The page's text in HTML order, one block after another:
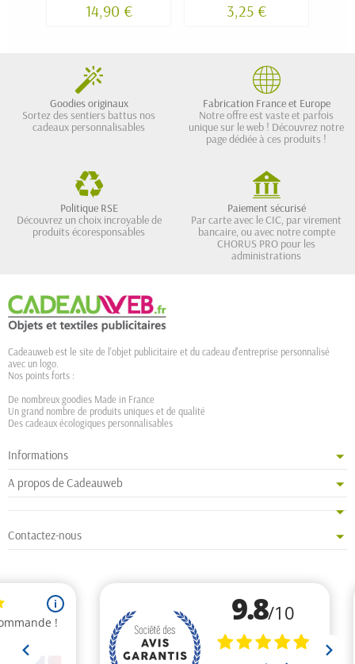
14,90 € 3,25 €
Goodies originaux
Sortez des sentiers battus nos
cadeaux personnalisables
Fabrication France et Europe
Notre offre est vaste et parfois
unique sur le web ! Découvrez notre
page dédiée à ces produits !
Politique RSE
Découvrez un choix incroyable de
produits écoresponsables
Paiement sécurisé
Par carte avec le CIC, par virement
bancaire, ou avec notre compte
CHORUS PRO pour les
administrations
Cadeauweb est le site de l'objet publicitaire et du cadeau d'entreprise personnalisé
avec un logo.
Nos points forts :
De nombreux goodies Made in France
Un grand nombre de produits uniques et de qualité
Des cadeaux écologiques personnalisables
Informations
A propos de Cadeauweb
Contactez-nous